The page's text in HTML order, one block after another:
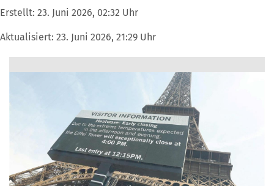
Erstellt: 23. Juni 2026, 02:32 Uhr
Aktualisiert: 23. Juni 2026, 21:29 Uhr